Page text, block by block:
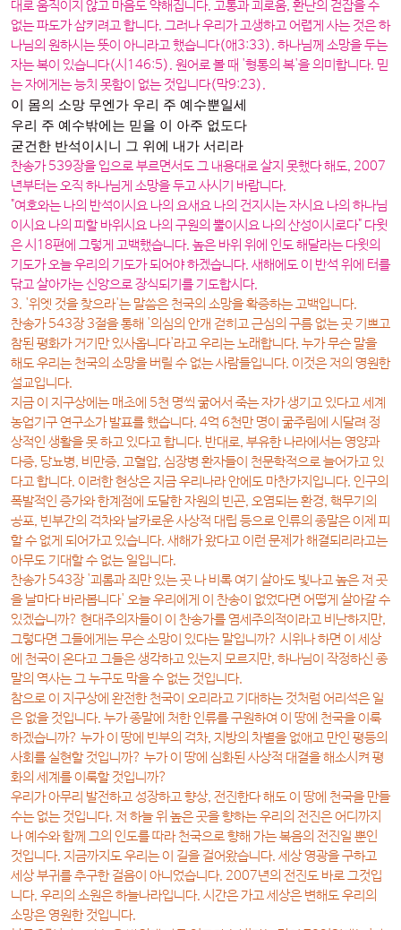
대로 움직이지 않고 마음도 약해집니다. 고통과 괴로움, 환난의 걷잡을 수
없는 파도가 삼키려고 합니다. 그러나 우리가 고생하고 어렵게 사는 것은 하
나님의 원하시는 뜻이 아니라고 했습니다(애3:33). 하나님께 소망을 두는
자는 복이 있습니다(시146:5). 원어로 볼 때 '형통의 복'을 의미합니다. 믿
는 자에게는 능치 못함이 없는 것입니다(막9:23).
이 몸의 소망 무엔가 우리 주 예수뿐일세
우리 주 예수밖에는 믿을 이 아주 없도다
굳건한 반석이시니 그 위에 내가 서리라
찬송가 539장을 입으로 부르면서도 그 내용대로 살지 못했다 해도, 2007
년부터는 오직 하나님게 소망을 두고 사시기 바랍니다.
"여호와는 나의 반석이시요 나의 요새요 나의 건지시는 자시요 나의 하나님
이시요 나의 피할 바위시요 나의 구원의 뿔이시요 나의 산성이시로다" 다윗
은 시18편에 그렇게 고백했습니다. 높은 바위 위에 인도 해달라는 다윗의
기도가 오늘 우리의 기도가 되어야 하겠습니다. 새해에도 이 반석 위에 터를
닦고 살아가는 신앙으로 장식되기를 기도합시다.
3. '위엣 것을 찾으라'는 말씀은 천국의 소망을 확증하는 고백입니다.
찬송가 543장 3절을 통해 '의심의 안개 걷히고 근심의 구름 없는 곳 기쁘고
참된 평화가 거기만 있사옵니다'라고 우리는 노래합니다. 누가 무슨 말을
해도 우리는 천국의 소망을 버릴 수 없는 사람들입니다. 이것은 저의 영원한
설교입니다.
지금 이 지구상에는 매초에 5천 명씩 굶어서 죽는 자가 생기고 있다고 세계
농업기구 연구소가 발표를 했습니다. 4억 6천만 명이 굶주림에 시달려 정
상적인 생활을 못 하고 있다고 합니다. 반대로, 부유한 나라에서는 영양과
다증, 당뇨병, 비만증, 고혈압, 심장병 환자들이 천문학적으로 늘어가고 있
다고 합니다. 이러한 현상은 지금 우리나라 안에도 마찬가지입니다. 인구의
폭발적인 증가와 한계점에 도달한 자원의 빈곤, 오염되는 환경, 핵무기의
공포, 빈부간의 격차와 날카로운 사상적 대립 등으로 인류의 종말은 이제 피
할 수 없게 되어가고 있습니다. 새해가 왔다고 이런 문제가 해결되리라고는
아무도 기대할 수 없는 일입니다.
찬송가 543장 '괴롬과 죄만 있는 곳 나 비록 여기 살아도 빛나고 높은 저 곳
을 날마다 바라봅니다' 오늘 우리에게 이 찬송이 없었다면 어떻게 살아갈 수
있겠습니까? 현대주의자들이 이 찬송가를 염세주의적이라고 비난하지만,
그렇다면 그들에게는 무슨 소망이 있다는 말입니까? 시위나 하면 이 세상
에 천국이 온다고 그들은 생각하고 있는지 모르지만, 하나님이 작정하신 종
말의 역사는 그 누구도 막을 수 없는 것입니다.
참으로 이 지구상에 완전한 천국이 오리라고 기대하는 것처럼 어리석은 일
은 없을 것입니다. 누가 종말에 처한 인류를 구원하여 이 땅에 천국을 이룩
하겠습니까? 누가 이 땅에 빈부의 격차, 지방의 차별을 없애고 만인 평등의
사회를 실현할 것입니까? 누가 이 땅에 심화된 사상적 대결을 해소시켜 평
화의 세계를 이룩할 것입니까?
우리가 아무리 발전하고 성장하고 향상, 전진한다 해도 이 땅에 천국을 만들
수는 없는 것입니다. 저 하늘 위 높은 곳을 향하는 우리의 전진은 어디까지
나 예수와 함께 그의 인도를 따라 천국으로 향해 가는 복음의 전진일 뿐인
것입니다. 지금까지도 우리는 이 길을 걸어왔습니다. 세상 영광을 구하고
세상 부귀를 추구한 걸음이 아니었습니다. 2007년의 전진도 바로 그것입
니다. 우리의 소원은 하늘나라입니다. 시간은 가고 세상은 변해도 우리의
소망은 영원한 것입니다.